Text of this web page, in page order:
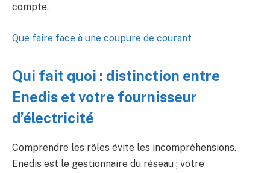
compte.
Que faire face à une coupure de courant
Qui fait quoi : distinction entre
Enedis et votre fournisseur
d’électricité
Comprendre les rôles évite les incompréhensions.
Enedis est le gestionnaire du réseau ; votre